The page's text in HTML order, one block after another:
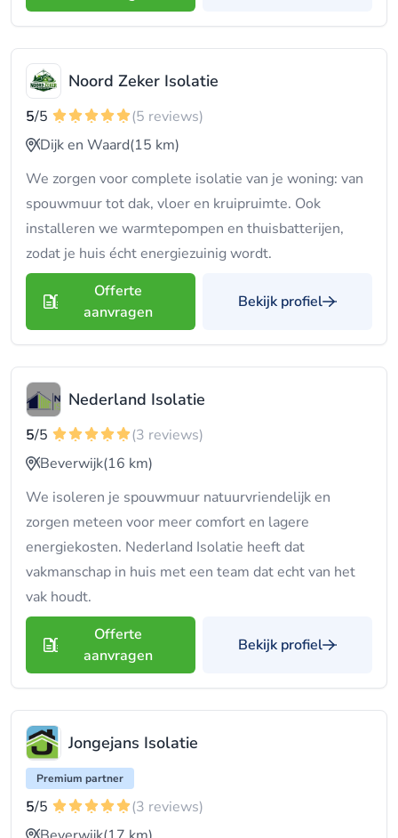
Noord Zeker Isolatie
5/5
(5 reviews)
Dijk en Waard(15 km)
We zorgen voor complete isolatie van je woning: van
spouwmuur tot dak, vloer en kruipruimte. Ook
installeren we warmtepompen en thuisbatterijen,
zodat je huis écht energiezuinig wordt.
Offerte
aanvragen
Bekijk profiel
Nederland Isolatie
5/5
(3 reviews)
Beverwijk(16 km)
We isoleren je spouwmuur natuurvriendelijk en
zorgen meteen voor meer comfort en lagere
energiekosten. Nederland Isolatie heeft dat
vakmanschap in huis met een team dat echt van het
vak houdt.
Offerte
aanvragen
Bekijk profiel
Jongejans Isolatie
Premium partner
5/5
(3 reviews)